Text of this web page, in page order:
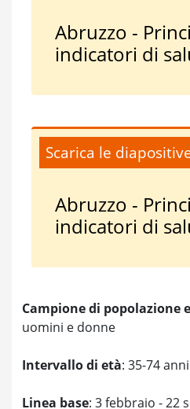
Abruzzo -
indicatori di
Scarica le
Abruzzo -
indicatori di
Campione di popolazione
uomini e donne
Intervallo di età: 35-74 anni
Linea base: 3 febbraio - 22